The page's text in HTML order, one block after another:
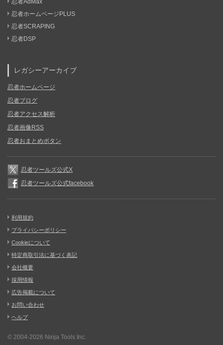
忍者AdMax
忍者ホームページPLUS
忍者SCRAPING
忍者DSP
レガシーアーカイブ
忍者ホームページ
忍者ブログ
忍者アクセス解析
忍者画像RSS
忍者おまとめボタン
忍者ツールズ公式X
忍者ツールズ公式facebook
利用規約
プライバシーポリシー
Cookieについて
特定商取引法に基づく表記
会社概要
採用情報
広告掲載について
お問い合わせ
ヘルプ
© 2004-2026 Ninja Tools Inc.